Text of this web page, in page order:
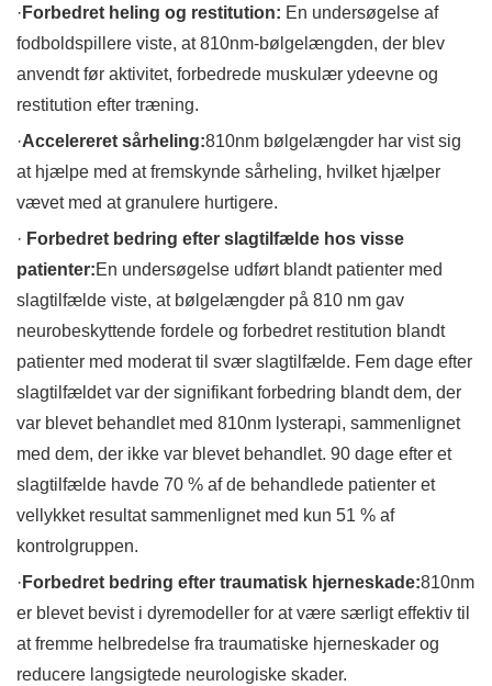
· Forbedret heling og restitution: En undersøgelse af
fodboldspillere viste, at 810nm-bølgelængden, der blev
anvendt før aktivitet, forbedrede muskulær ydeevne og
restitution efter træning.
·Accelereret sårheling:810nm bølgelængder har vist sig
at hjælpe med at fremskynde sårheling, hvilket hjælper
vævet med at granulere hurtigere.
· Forbedret bedring efter slagtilfælde hos visse
patienter:En undersøgelse udført blandt patienter med
slagtilfælde viste, at bølgelængder på 810 nm gav
neurobeskyttende fordele og forbedret restitution blandt
patienter med moderat til svær slagtilfælde. Fem dage efter
slagtilfældet var der signifikant forbedring blandt dem, der
var blevet behandlet med 810nm lysterapi, sammenlignet
med dem, der ikke var blevet behandlet. 90 dage efter et
slagtilfælde havde 70 % af de behandlede patienter et
vellykket resultat sammenlignet med kun 51 % af
kontrolgruppen.
· Forbedret bedring efter traumatisk hjerneskade:810nm
er blevet bevist i dyremodeller for at være særligt effektiv til
at fremme helbredelse fra traumatiske hjerneskader og
reducere langsigtede neurologiske skader.